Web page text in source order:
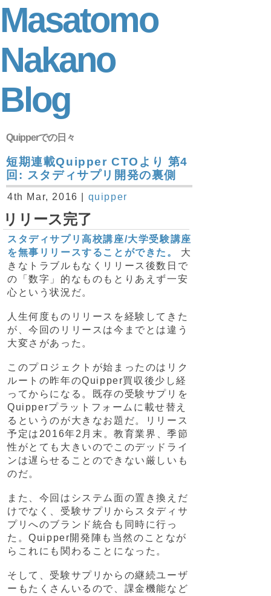
Masatomo
Nakano
Blog
Quipperでの日々
短期連載Quipper CTOより 第4
回: スタディサプリ開発の裏側
4th Mar, 2016 | quipper
リリース完了
スタディサプリ高校講座/大学受験講座
を無事リリースすることができた。
大
きなトラブルもなくリリース後数日で
の「数字」的なものもとりあえず一安
心という状況だ。
人生何度ものリリースを経験してきた
が、今回のリリースは今までとは違う
大変さがあった。
このプロジェクトが始まったのはリク
ルートの昨年のQuipper買収後少し経
ってからになる。既存の受験サプリを
Quipperプラットフォームに載せ替え
るというのが大きなお題だ。リリース
予定は2016年2月末。教育業界、季節
性がとても大きいのでこのデッドライ
ンは遅らせることのできない厳しいも
のだ。
また、今回はシステム面の置き換えだ
けでなく、受験サプリからスタディサ
プリへのブランド統合も同時に行っ
た。Quipper開発陣も当然のことなが
らこれにも関わることになった。
そして、受験サプリからの継続ユーザ
ーもたくさんいるので、課金機能など